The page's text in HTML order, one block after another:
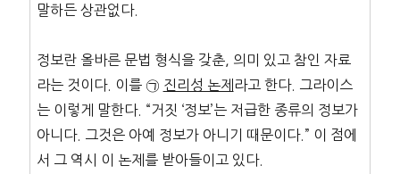
말하든 상관없다.
정보란 올바른 문법 형식을 갖춘, 의미 있고 참인 자료
라는 것이다. 이를 ㉠ 진리성 논제 라고 한다. 그라이스
는 이렇게 말한다. “거짓 ‘정보’는 저급한 종류의 정보가
아니다. 그것은 아예 정보가 아니기 때문이다.” 이 점에
서 그 역시 이 논제를 받아들이고 있다.